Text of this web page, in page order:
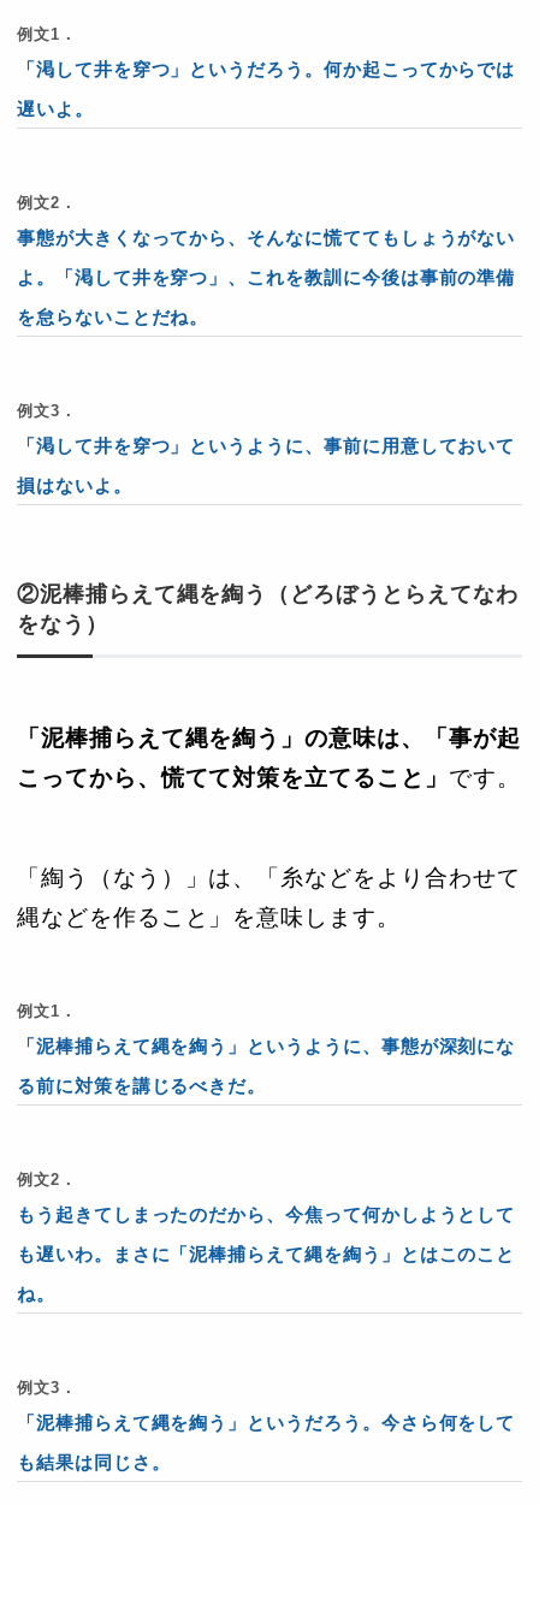
例文1．
「渇して井を穿つ」というだろう。何か起こってからでは
遅いよ。
例文2．
事態が大きくなってから、そんなに慌ててもしょうがない
よ。「渇して井を穿つ」、これを教訓に今後は事前の準備
を怠らないことだね。
例文3．
「渇して井を穿つ」というように、事前に用意しておいて
損はないよ。
②泥棒捕らえて縄を綯う（どろぼうとらえてなわ
をなう）
「泥棒捕らえて縄を綯う」の意味は、「事が起
こってから、慌てて対策を立てること」 です。
「綯う（なう）」は、「糸などをより合わせて
縄などを作ること」を意味します。
例文1．
「泥棒捕らえて縄を綯う」というように、事態が深刻にな
る前に対策を講じるべきだ。
例文2．
もう起きてしまったのだから、今焦って何かしようとして
も遅いわ。まさに「泥棒捕らえて縄を綯う」とはこのこと
ね。
例文3．
「泥棒捕らえて縄を綯う」というだろう。今さら何をして
も結果は同じさ。